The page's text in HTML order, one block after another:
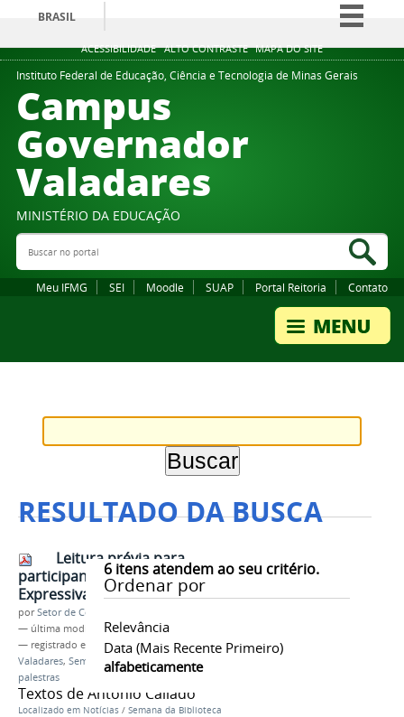
ACESSIBILIDADE ALTO CONTRASTE MAPA DO SITE
BRASIL
Simplifique!
Comunica BR
Instituto Federal de Educação, Ciência e Tecnologia de Minas Gerais
Campus
Governador
Valadares
MINISTÉRIO DA EDUCAÇÃO
Buscar no portal
Meu IFMG SEI Moodle SUAP Portal Reitoria Contato
RESULTADO DA BUSCA
6itens atendem ao seu critério.
Ordenar por
Relevância
Data (mais Recente Primeiro)
alfabeticamente
Leitura prévia para
participantes da oficina de Leitura
Expressiva
porSetor de Comunicação
— última modificação 05/08/2017 17h40
— registrado em:
ifmg,campus Governador
Valadares, Semana da Biblioteca oficinas
palestras
Textos de Antônio Callado
Localizado em Notícias / Semana da Biblioteca